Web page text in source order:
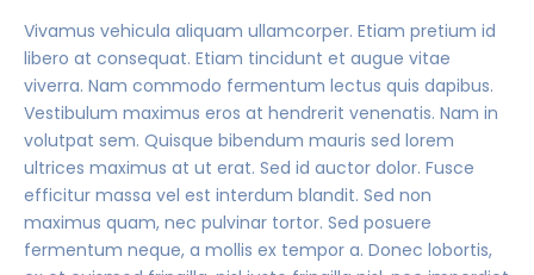
Vivamus vehicula aliquam ullamcorper. Etiam pretium id
libero at consequat. Etiam tincidunt et augue vitae
viverra. Nam commodo fermentum lectus quis dapibus.
Vestibulum maximus eros at hendrerit venenatis. Nam in
volutpat sem. Quisque bibendum mauris sed lorem
ultrices maximus at ut erat. Sed id auctor dolor. Fusce
efficitur massa vel est interdum blandit. Sed non
maximus quam, nec pulvinar tortor. Sed posuere
fermentum neque, a mollis ex tempor a. Donec lobortis,